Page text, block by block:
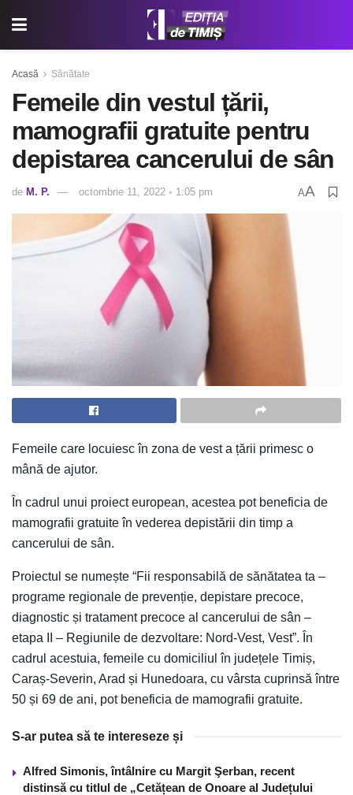
Acasă Sănătate
Femeile din vestul țării,
mamografii gratuite pentru
depistarea cancerului de sân
de M. P. octombrie 11, 2022 ◦ 1:05 pm AA
Femeile care locuiesc în zona de vest a țării primesc o
mână de ajutor.
În cadrul unui proiect european, acestea pot beneficia de
mamografii gratuite în vederea depistării din timp a
cancerului de sân.
Proiectul se numește “Fii responsabilă de sănătatea ta –
programe regionale de prevenție, depistare precoce,
diagnostic și tratament precoce al cancerului de sân –
etapa II – Regiunile de dezvoltare: Nord-Vest, Vest”. În
cadrul acestuia, femeile cu domiciliul în județele Timiș,
Caraș-Severin, Arad și Hunedoara, cu vârsta cuprinsă între
50 și 69 de ani, pot beneficia de mamografii gratuite.
S-ar putea să te intereseze și
Alfred Simonis, întâlnire cu Margit Şerban, recent
distinsă cu titlul de „Cetățean de Onoare al Județului